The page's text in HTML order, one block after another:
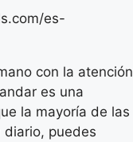
es-
con la atención
es una
la mayoría de las
diario, puedes